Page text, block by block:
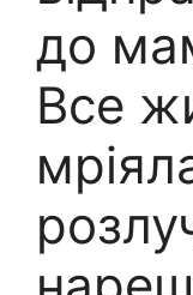
до
Все